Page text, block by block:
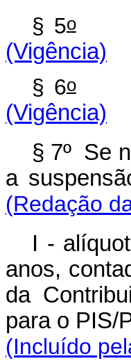
§ 5o
(Vigência)
§ 6o
(Vigência)
§ 7º Se
a
(Redação
I -
anos,
da
para o PIS/
(Incluído